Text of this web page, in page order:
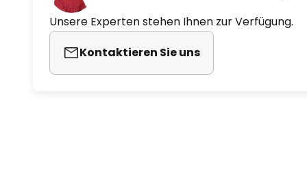
Unsere Experten stehen Ihnen zur Verfügung.
Kontaktieren Sie uns